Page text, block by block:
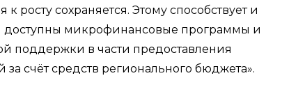
росту сохраняется. Этому способствует и
доступны микрофинансовые программы и
поддержки в части предоставления
счёт средств регионального бюджета».